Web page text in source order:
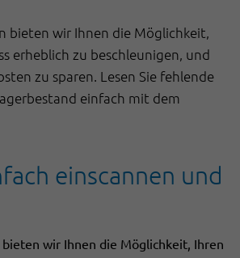
bieten wir Ihnen die Möglichkeit,
erheblich zu beschleunigen, und
zu sparen. Lesen Sie fehlende
einfach mit dem
einscannen und
bieten wir Ihnen die Möglichkeit, Ihren